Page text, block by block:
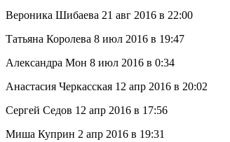
Вероника Шибаева 21 авг 2016 в 22:00
Татьяна Королева 8 июл 2016 в 19:47
Александра Мон 8 июл 2016 в 0:34
Анастасия Черкасская 12 апр 2016 в 20:02
Сергей Седов 12 апр 2016 в 17:56
Миша Куприн 2 апр 2016 в 19:31